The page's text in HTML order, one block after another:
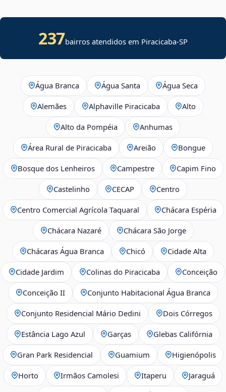
237bairros atendidos em Piracicaba-SP
Água Branca Água Santa Água Seca
Alemães Alphaville Piracicaba Alto
Alto da Pompéia Anhumas
Área Rural de Piracicaba Areião Bongue
Bosque dos Lenheiros Campestre Capim Fino
Castelinho CECAP Centro
Centro Comercial Agrícola Taquaral Chácara Espéria
Chácara Nazaré Chácara São Jorge
Chácaras Água Branca Chicó Cidade Alta
Cidade Jardim Colinas do Piracicaba Conceição
Conceição II Conjunto Habitacional Água Branca
Conjunto Residencial Mário Dedini Dois Córregos
Estância Lago Azul Garças Glebas Califórnia
Gran Park Residencial Guamium Higienópolis
Horto Irmãos Camolesi Itaperu Jaraguá